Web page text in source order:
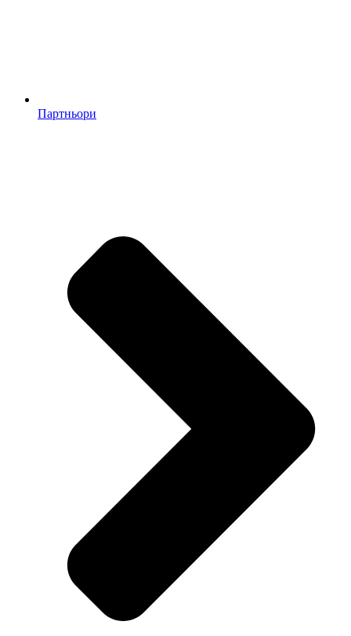
Партньори